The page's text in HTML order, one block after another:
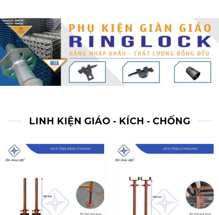
LINH KIỆN GIÁO - KÍCH - CHỐNG